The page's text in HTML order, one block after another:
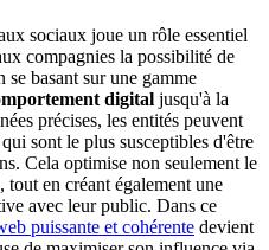
sociaux joue un rôle essentiel
compagnies la possibilité de
se basant sur une gamme
digital jusqu'à la
précises, les entités peuvent
sont le plus susceptibles d'être
Cela optimise non seulement le
, tout en créant également une
avec leur public. Dans ce
puissante et cohérente devient